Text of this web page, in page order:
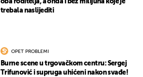
oba roditelja, a onda i bez milijuna koje je
trebala naslijediti
OPET PROBLEMI
Burne scene u trgovačkom centru: Sergej
Trifunović i supruga uhićeni nakon svađe!